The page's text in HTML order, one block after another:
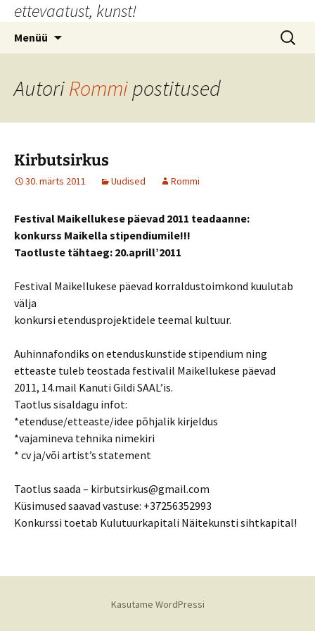
Liigu
sisu
juurde
ettevaatust, kunst!
Menüü Otsi:
AutoriRommipostitused
Kirbutsirkus
30. märts 2011 Uudised Rommi
Festival Maikellukese päevad 2011 teadaanne:
konkurss Maikella stipendiumile!!!
Taotluste tähtaeg: 20.aprill’2011
Festival Maikellukese päevad korraldustoimkond kuulutab
välja
konkursi etendusprojektidele teemal kultuur.
Auhinnafondiks on etenduskunstide stipendium ning
etteaste tuleb teostada festivalil Maikellukese päevad
2011, 14.mail Kanuti Gildi SAAL’is.
Taotlus sisaldagu infot:
*etenduse/etteaste/idee põhjalik kirjeldus
*vajamineva tehnika nimekiri
* cv ja/või artist’s statement
Taotlus saada – kirbutsirkus@gmail.com
Küsimused saavad vastuse: +37256352993
Konkurssi toetab Kulutuurkapitali Näitekunsti sihtkapital!
Kasutame WordPressi